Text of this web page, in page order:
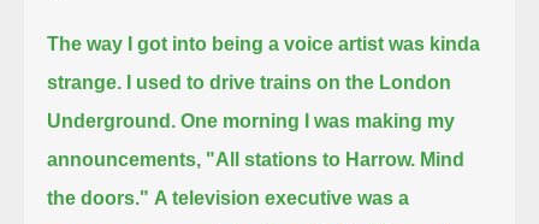
The way I got into being a voice artist was kinda
strange.
I used to drive trains on the London
Underground. One morning I was making my
announcements, "All stations to Harrow. Mind
the doors." A television executive was a